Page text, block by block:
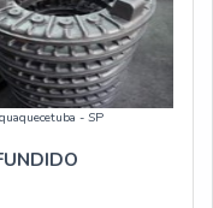
- SP